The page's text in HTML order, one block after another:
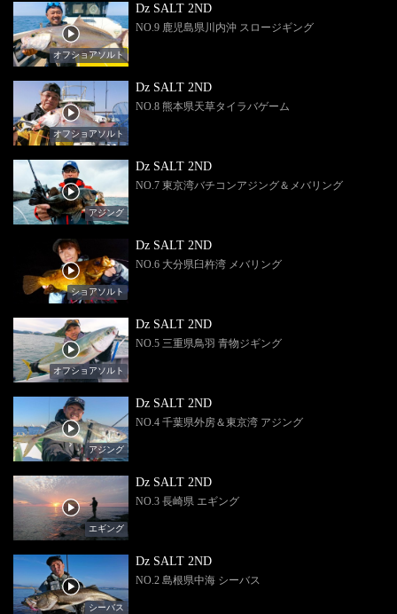
オフショアソルト
Dz SALT 2ND
NO.9 鹿児島県川内沖 スロージギング
オフショアソルト
Dz SALT 2ND
NO.8 熊本県天草タイラバゲーム
アジング
Dz SALT 2ND
NO.7 東京湾バチコンアジング＆メバリング
ショアソルト
Dz SALT 2ND
NO.6 大分県臼杵湾 メバリング
オフショアソルト
Dz SALT 2ND
NO.5 三重県鳥羽 青物ジギング
アジング
Dz SALT 2ND
NO.4 千葉県外房＆東京湾 アジング
エギング
Dz SALT 2ND
NO.3 長崎県 エギング
シーバス
Dz SALT 2ND
NO.2 島根県中海 シーバス